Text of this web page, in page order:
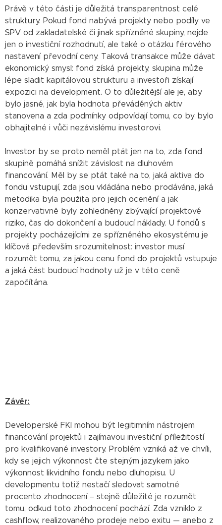
Právě v této části je důležitá transparentnost celé
struktury. Pokud fond nabývá projekty nebo podíly ve
SPV od zakladatelské či jinak spřízněné skupiny, nejde
jen o investiční rozhodnutí, ale také o otázku férového
nastavení převodní ceny. Taková transakce může dávat
ekonomický smysl: fond získá projekty, skupina může
lépe sladit kapitálovou strukturu a investoři získají
expozici na development. O to důležitější ale je, aby
bylo jasné, jak byla hodnota převáděných aktiv
stanovena a zda podmínky odpovídají tomu, co by bylo
obhajitelné i vůči nezávislému investorovi.
Investor by se proto neměl ptát jen na to, zda fond
skupině pomáhá snížit závislost na dluhovém
financování. Měl by se ptát také na to, jaká aktiva do
fondu vstupují, zda jsou vkládána nebo prodávána, jaká
metodika byla použita pro jejich ocenění a jak
konzervativně byly zohledněny zbývající projektové
riziko, čas do dokončení a budoucí náklady. U fondů s
projekty pocházejícími ze spřízněného ekosystému je
klíčová především srozumitelnost: investor musí
rozumět tomu, za jakou cenu fond do projektů vstupuje
a jaká část budoucí hodnoty už je v této ceně
započítána.
Závěr:
Developerské FKI mohou být legitimním nástrojem
financování projektů i zajímavou investiční příležitostí
pro kvalifikované investory. Problém vzniká až ve chvíli,
kdy se jejich výkonnost čte stejným jazykem jako
výkonnost likvidního fondu nebo dluhopisu. U
developmentu totiž nestačí sledovat samotné
procento zhodnocení – stejně důležité je rozumět
tomu, odkud toto zhodnocení pochází. Zda vzniklo z
cashflow, realizovaného prodeje nebo exitu — anebo z